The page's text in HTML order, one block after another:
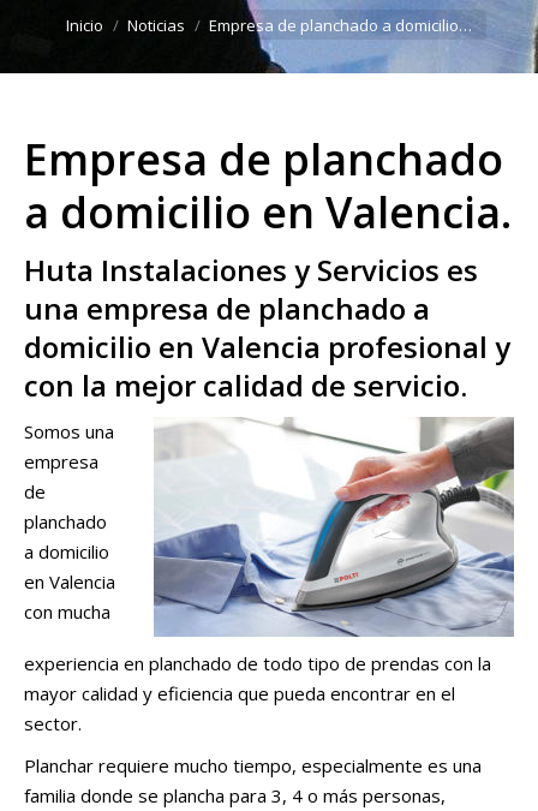
Inicio Noticias Empresa de planchado a domicilio…
Empresa de planchado
a domicilio en Valencia.
Huta Instalaciones y Servicios es
una empresa de planchado a
domicilio en Valencia profesional y
con la mejor calidad de servicio.
Somos una
empresa
de
planchado
a domicilio
en Valencia
con mucha
experiencia en planchado de todo tipo de prendas con la
mayor calidad y eficiencia que pueda encontrar en el
sector.
Planchar requiere mucho tiempo, especialmente es una
familia donde se plancha para 3, 4 o más personas,